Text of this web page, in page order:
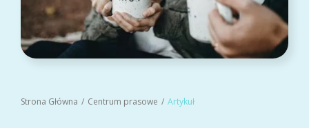
Strona Główna Centrum prasowe Artykuł